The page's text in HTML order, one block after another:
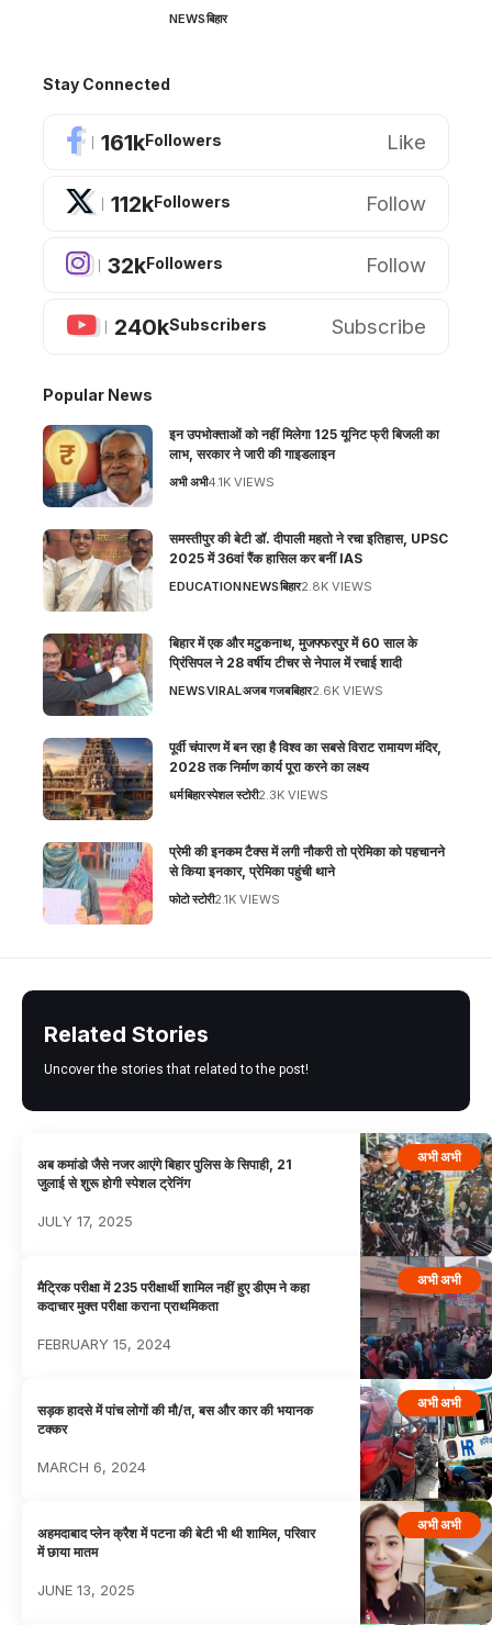
NEWSबिहार
Stay Connected
161kFollowers Like
112kFollowers Follow
32kFollowers Follow
240kSubscribers Subscribe
Popular News
इन उपभोक्ताओं को नहीं मिलेगा 125 यूनिट फ्री बिजली का
लाभ, सरकार ने जारी की गाइडलाइन
अभी अभी4.1K VIEWS
समस्तीपुर की बेटी डॉ. दीपाली महतो ने रचा इतिहास, UPSC
2025 में 36वां रैंक हासिल कर बनीं IAS
EDUCATIONNEWSबिहार2.8K VIEWS
बिहार में एक और मटुकनाथ, मुजफ्फरपुर में 60 साल के
प्रिंसिपल ने 28 वर्षीय टीचर से नेपाल में रचाई शादी
NEWSVIRALअजब गजबबिहार2.6K VIEWS
पूर्वी चंपारण में बन रहा है विश्व का सबसे विराट रामायण मंदिर,
2028 तक निर्माण कार्य पूरा करने का लक्ष्य
धर्मबिहारस्पेशल स्टोरी2.3K VIEWS
प्रेमी की इनकम टैक्स में लगी नौकरी तो प्रेमिका को पहचानने
से किया इनकार, प्रेमिका पहुंची थाने
फोटो स्टोरी2.1K VIEWS
Related Stories
Uncover the stories that related to the post!
अभी अभी
अब कमांडो जैसे नजर आएंगे बिहार पुलिस के सिपाही, 21
जुलाई से शुरू होगी स्पेशल ट्रेनिंग
JULY 17, 2025
अभी अभी
मैट्रिक परीक्षा में 235 परीक्षार्थी शामिल नहीं हुए डीएम ने कहा
कदाचार मुक्त परीक्षा कराना प्राथमिकता
FEBRUARY 15, 2024
अभी अभी
सड़क हादसे में पांच लोगों की मौ/त, बस और कार की भयानक
टक्कर
MARCH 6, 2024
अभी अभी
अहमदाबाद प्लेन क्रैश में पटना की बेटी भी थी शामिल, परिवार
में छाया मातम
JUNE 13, 2025